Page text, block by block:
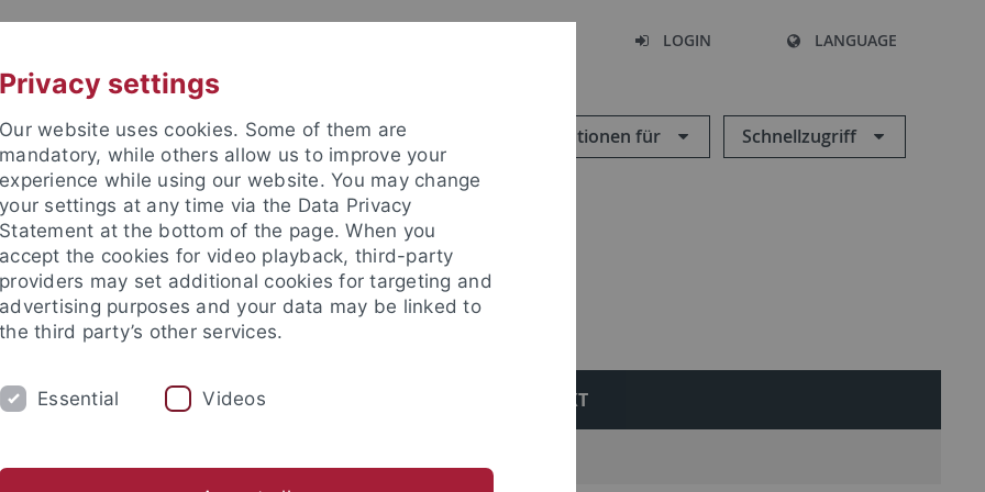
LOGIN LANGUAGE
Informationen für Schnellzugriff
FORSCHUNG KONTAKT
Privacy settings
Our website uses cookies. Some of them are
mandatory, while others allow us to improve your
experience while using our website. You may change
your settings at any time via the Data Privacy
Statement at the bottom of the page. When you
accept the cookies for video playback, third-party
providers may set additional cookies for targeting and
advertising purposes and your data may be linked to
the third party’s other services.
Essential Videos